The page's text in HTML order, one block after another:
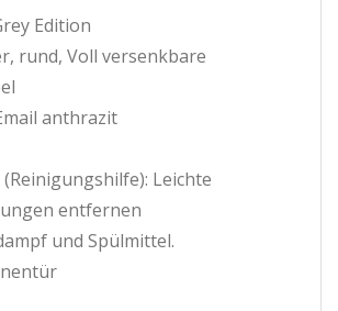
Edition
rund, Voll versenkbare
anthrazit
(Reinigungshilfe): Leichte
entfernen
und Spülmittel.